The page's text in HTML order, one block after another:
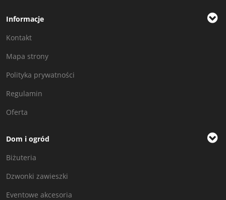
Informacje
Kontakt
Mapa strony
Polityka prywatności
Regulamin
Oferta
Dom i ogród
Biżuteria
Dzwonki zawieszki
Eventowe akcesoria